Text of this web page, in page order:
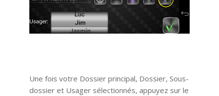
Une fois votre Dossier principal, Dossier, Sous-
dossier et Usager sélectionnés, appuyez sur le